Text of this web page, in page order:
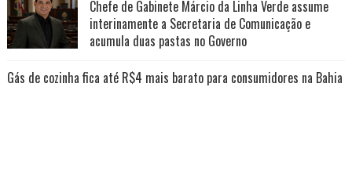
Chefe de Gabinete Márcio da Linha Verde assume
interinamente a Secretaria de Comunicação e
acumula duas pastas no Governo
Gás de cozinha fica até R$4 mais barato para consumidores na Bahia